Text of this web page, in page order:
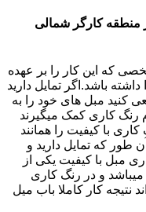
منطقه کارگر شمالی
که این کار را بر عهده
باشد.اگر تمایل دارید
کنید مبل های خود را به
رنگ کاری کمک میگیرند
کاری با کیفیت را همانند
طور که تمایل دارید و
مبل با کیفیت یکی از
و در رنگ کاری
نتیجه کار کاملا باب میل